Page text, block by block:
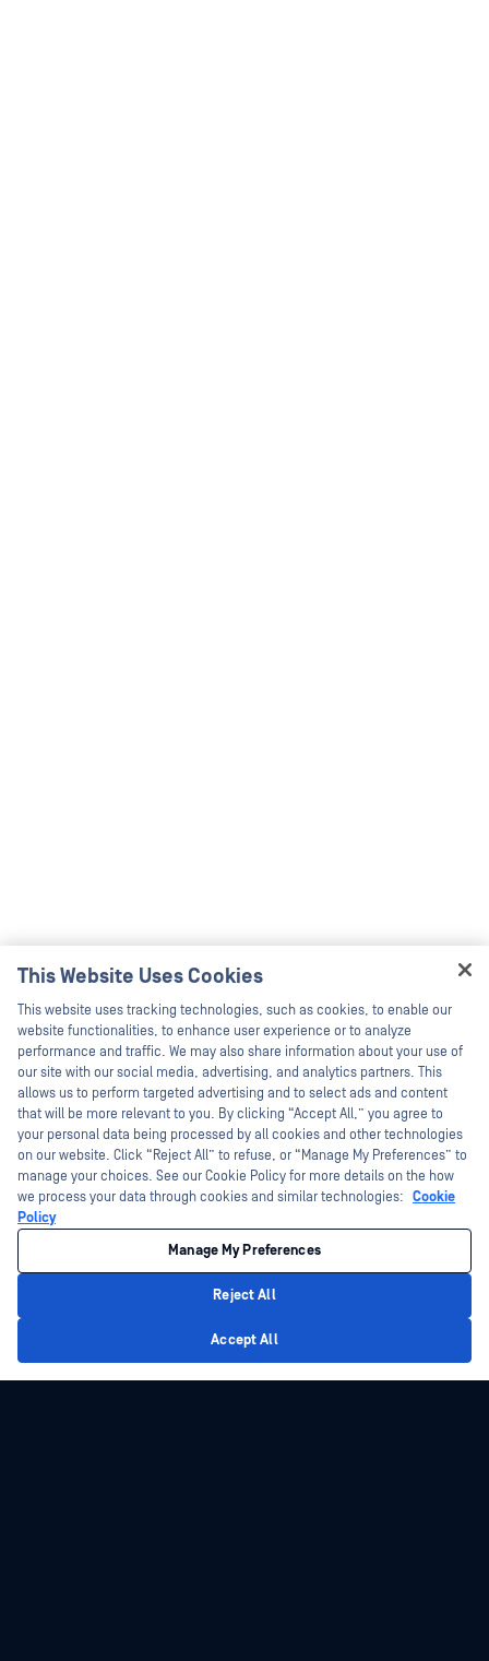
This Website Uses Cookies
This website uses tracking technologies, such as cookies, to enable our
website functionalities, to enhance user experience or to analyze
performance and traffic. We may also share information about your use of
our site with our social media, advertising, and analytics partners. This
allows us to perform targeted advertising and to select ads and content
that will be more relevant to you. By clicking “Accept All,” you agree to
your personal data being processed by all cookies and other technologies
on our website. Click “Reject All” to refuse, or “Manage My Preferences” to
manage your choices. See our Cookie Policy for more details on the how
we process your data through cookies and similar technologies: Cookie
Policy
Manage My Preferences
Reject All
Accept All
Hey there!
I'm Ozzy, your OPSWAT virtual assistant.
How can I help you secure what's critical
today?